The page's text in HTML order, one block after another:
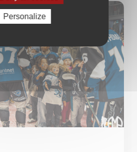
Personalize